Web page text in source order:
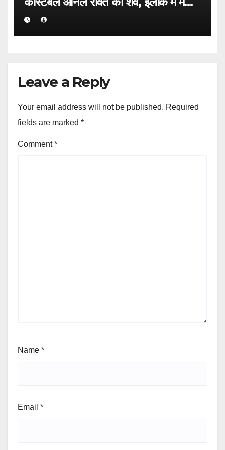
हड़कंप।
Leave a Reply
Your email address will not be published. Required
fields are marked *
Comment*
Name *
Email *